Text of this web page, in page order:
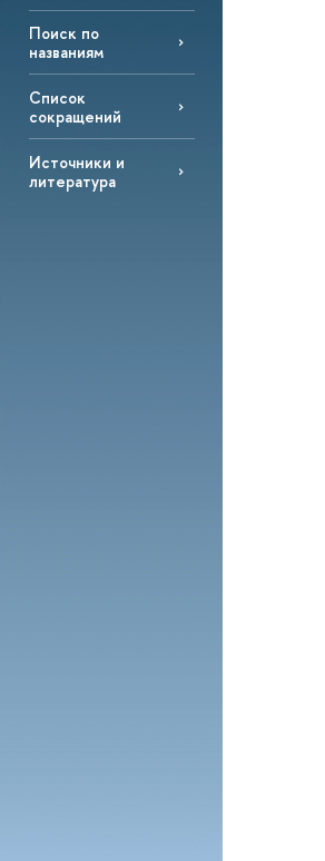
Поиск по
названиям
Список
сокращений
Источники и
литература